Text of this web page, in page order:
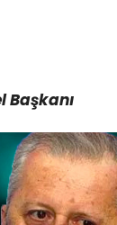
Başkanı